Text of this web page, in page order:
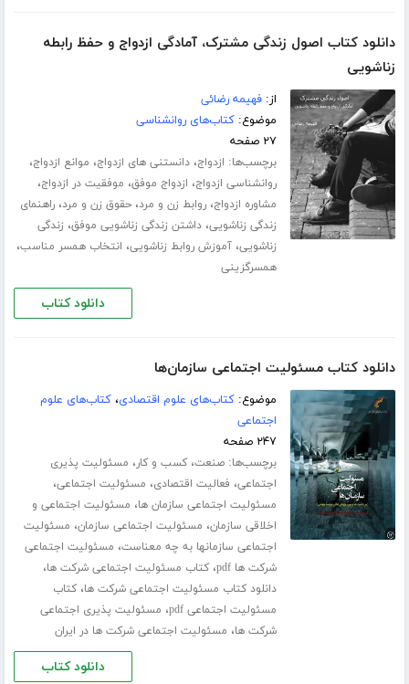
دانلود کتاب اصول زندگی مشترک، آمادگی ازدواج و حفظ رابطه
زناشویی
از:فهیمه رضائی
موضوع:کتاب‌های روانشناسی
۲۷ صفحه
برچسب‌ها: ازدواج،دانستنی های ازدواج، موانع ازدواج،
روانشناسی ازدواج، ازدواج موفق، موفقیت در ازدواج،
مشاوره ازدواج،روابط زن و مرد،حقوق زن و مرد،راهنمای
زندگی زناشویی،داشتن زندگی زناشویی موفق، زندگی
زناشویی،آموزش روابط زناشویی، انتخاب همسر مناسب،
همسرگزینی
دانلود کتاب
دانلود کتاب مسئولیت اجتماعی سازمان‌ها
موضوع:کتاب‌های علوم اقتصادی،کتاب‌های علوم
اجتماعی
۲۴۷ صفحه
برچسب‌ها:صنعت،کسب و کار، مسئولیت پذیری
اجتماعی، فعالیت اقتصادی، مسئولیت اجتماعی،
مسئولیت اجتماعی سازمان ها، مسئولیت اجتماعی و
اخلاقی سازمان، مسئولیت اجتماعی سازمان، مسئولیت
اجتماعی سازمانها به چه معناست، مسئولیت اجتماعی
شرکت ها pdf
،کتاب مسئولیت اجتماعی شرکت ها،
دانلود کتاب مسئولیت اجتماعی شرکت ها،کتاب
مسئولیت اجتماعی pdf
، مسئولیت پذیری اجتماعی
شرکت ها، مسئولیت اجتماعی شرکت ها در ایران
دانلود کتاب